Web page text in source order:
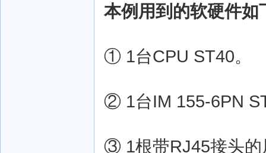
本例用到的软硬件如
① 1台CPU ST40。
② 1台IM 155-6PN
③ 1根带RJ45接头的